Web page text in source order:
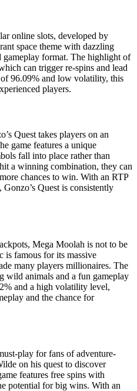
online slots, developed by
space theme with dazzling
gameplay format. The highlight of
can trigger re-spins and lead
96.09% and low volatility, this
players.
Quest takes players on an
game features a unique
fall into place rather than
a winning combination, they can
chances to win. With an RTP
Quest is consistently
Mega Moolah is not to be
is famous for its massive
many players millionaires. The
wild animals and a fun gameplay
and a high volatility level,
and the chance for
play for fans of adventure-
on his quest to discover
features free spins with
potential for big wins. With an